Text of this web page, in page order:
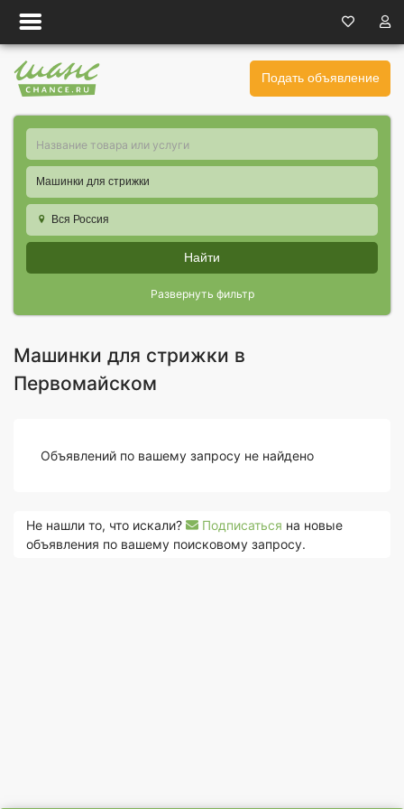
Подать объявление
Машинки для стрижки
Вся Россия
Найти
Развернуть фильтр
Машинки для стрижки в
Первомайском
Объявлений по вашему запросу не найдено
Не нашли то, что искали? Подписаться на новые
объявления по вашему поисковому запросу.